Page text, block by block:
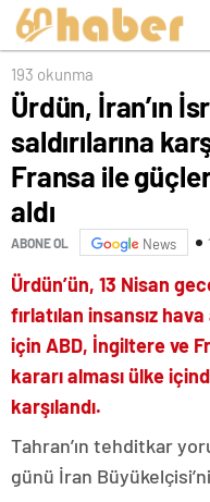
birleştirme kararı aldı
193 okunma
Ürdün, İran’ın
saldırılarına
Fransa ile
aldı
ABONE OL News
Ürdün’ün, 13 Nisan
fırlatılan insansız
için ABD, İngiltere ve
kararı alması ülke
karşılandı.
Tahran’ın tehditkar
günü İran Büyükelçisi’ni